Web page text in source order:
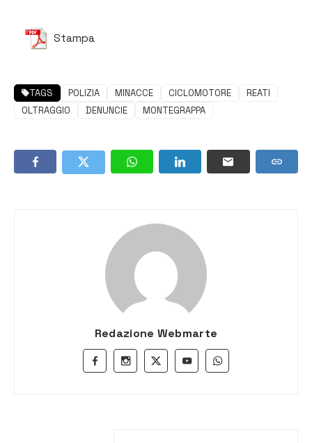
Stampa
TAGS POLIZIA MINACCE CICLOMOTORE
REATI
OLTRAGGIO
DENUNCIE MONTEGRAPPA
Redazione Webmarte